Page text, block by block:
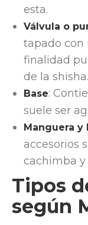
esta.
Válvula o
tapado con
finalidad
de la shisha.
Base:
suele ser
Manguera y
accesorios
cachimba
Tipos
según